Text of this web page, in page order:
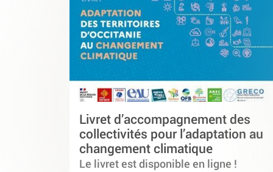
Livret d’accompagnement des
collectivités pour l’adaptation au
changement climatique
Le livret est disponible en ligne !